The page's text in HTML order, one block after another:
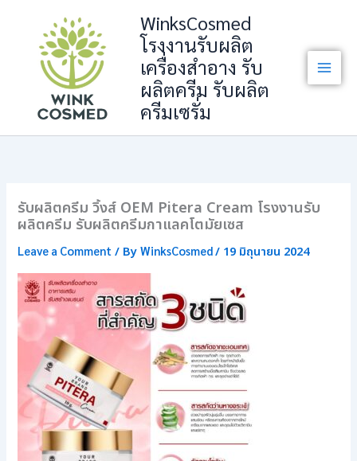
content
WinksCosmed
โรงงานรับผลิต
เครื่องสำอาง รับ
ผลิตครีม รับผลิต
ครีมเซรั่ม
รับผลิตครีม วิ้งส์ OEM Pitera Cream โรงงานรับ
ผลิตครีม รับผลิตครีมกาแลคโตมัยเซส
Leave a Comment / ByWinksCosmed/ 19 มิถุนายน 2024